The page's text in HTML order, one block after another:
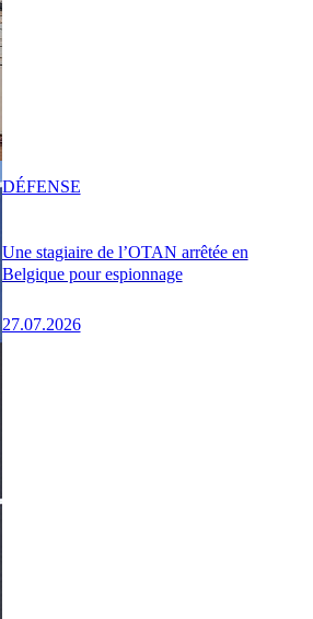
Une stagiaire de l’OTAN arrêtée en
Belgique pour espionnage
27.07.2026
DÉFENSE